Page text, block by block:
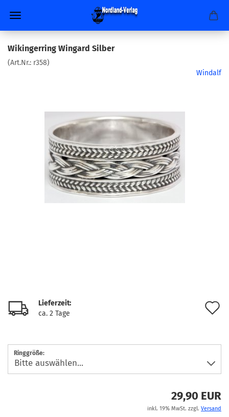
Wikingerring Wingard Silber
(Art.Nr.: r358)
Windalf
Lieferzeit:
ca. 2 Tage
Ringgröße:
29,90 EUR
inkl. 19% MwSt. zzgl. Versand